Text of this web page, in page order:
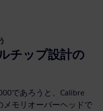
チップ設計の
であろうと、Calibre
メモリオーバーヘッドで